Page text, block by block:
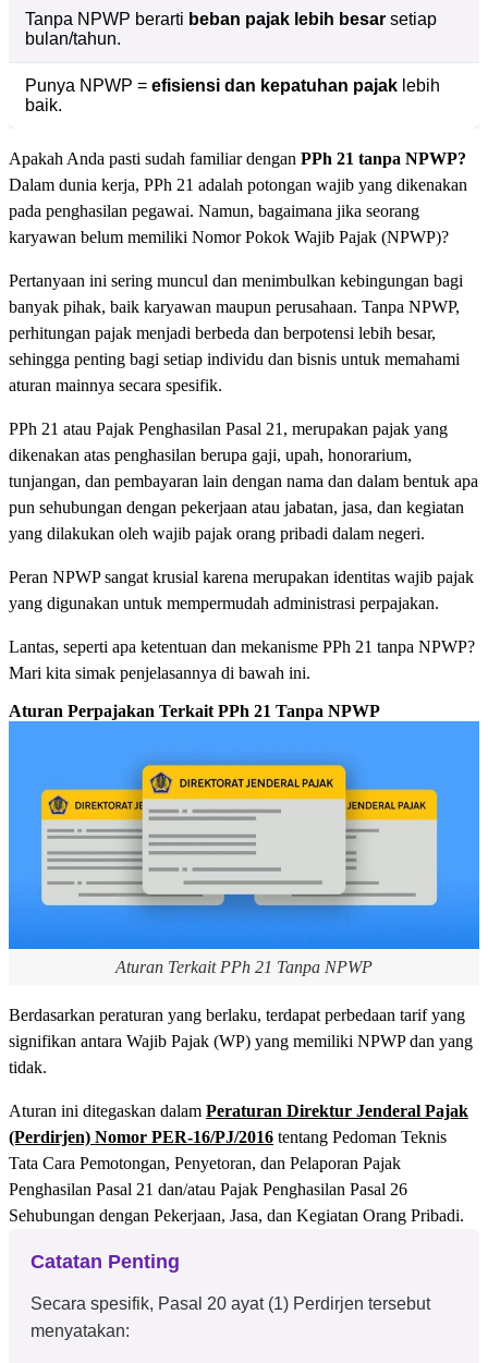
Tanpa NPWP berarti beban pajak lebih besar setiap
bulan/tahun.
Punya NPWP = efisiensi dan kepatuhan pajak lebih
baik.
Apakah Anda pasti sudah familiar dengan PPh 21 tanpa NPWP?
Dalam dunia kerja, PPh 21 adalah potongan wajib yang dikenakan
pada penghasilan pegawai. Namun, bagaimana jika seorang
karyawan belum memiliki Nomor Pokok Wajib Pajak (NPWP)?
Pertanyaan ini sering muncul dan menimbulkan kebingungan bagi
banyak pihak, baik karyawan maupun perusahaan. Tanpa NPWP,
perhitungan pajak menjadi berbeda dan berpotensi lebih besar,
sehingga penting bagi setiap individu dan bisnis untuk memahami
aturan mainnya secara spesifik.
PPh 21 atau Pajak Penghasilan Pasal 21, merupakan pajak yang
dikenakan atas penghasilan berupa gaji, upah, honorarium,
tunjangan, dan pembayaran lain dengan nama dan dalam bentuk apa
pun sehubungan dengan pekerjaan atau jabatan, jasa, dan kegiatan
yang dilakukan oleh wajib pajak orang pribadi dalam negeri.
Peran NPWP sangat krusial karena merupakan identitas wajib pajak
yang digunakan untuk mempermudah administrasi perpajakan.
Lantas, seperti apa ketentuan dan mekanisme PPh 21 tanpa NPWP?
Mari kita simak penjelasannya di bawah ini.
Aturan Perpajakan Terkait PPh 21 Tanpa NPWP
Aturan Terkait PPh 21 Tanpa NPWP
Berdasarkan peraturan yang berlaku, terdapat perbedaan tarif yang
signifikan antara Wajib Pajak (WP) yang memiliki NPWP dan yang
tidak.
Aturan ini ditegaskan dalam Peraturan Direktur Jenderal Pajak
(Perdirjen) Nomor PER-16/PJ/2016 tentang Pedoman Teknis
Tata Cara Pemotongan, Penyetoran, dan Pelaporan Pajak
Penghasilan Pasal 21 dan/atau Pajak Penghasilan Pasal 26
Sehubungan dengan Pekerjaan, Jasa, dan Kegiatan Orang Pribadi.
Catatan Penting
Secara spesifik, Pasal 20 ayat (1) Perdirjen tersebut
menyatakan: